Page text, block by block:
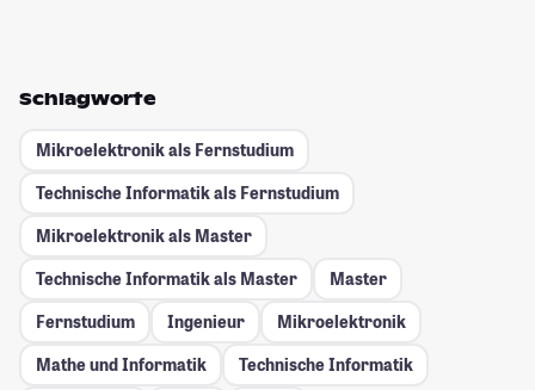
Schlagworte
Mikroelektronik als Fernstudium
Technische Informatik als Fernstudium
Mikroelektronik als Master
Technische Informatik als Master
Master
Fernstudium
Ingenieur
Mikroelektronik
Mathe und Informatik
Technische Informatik